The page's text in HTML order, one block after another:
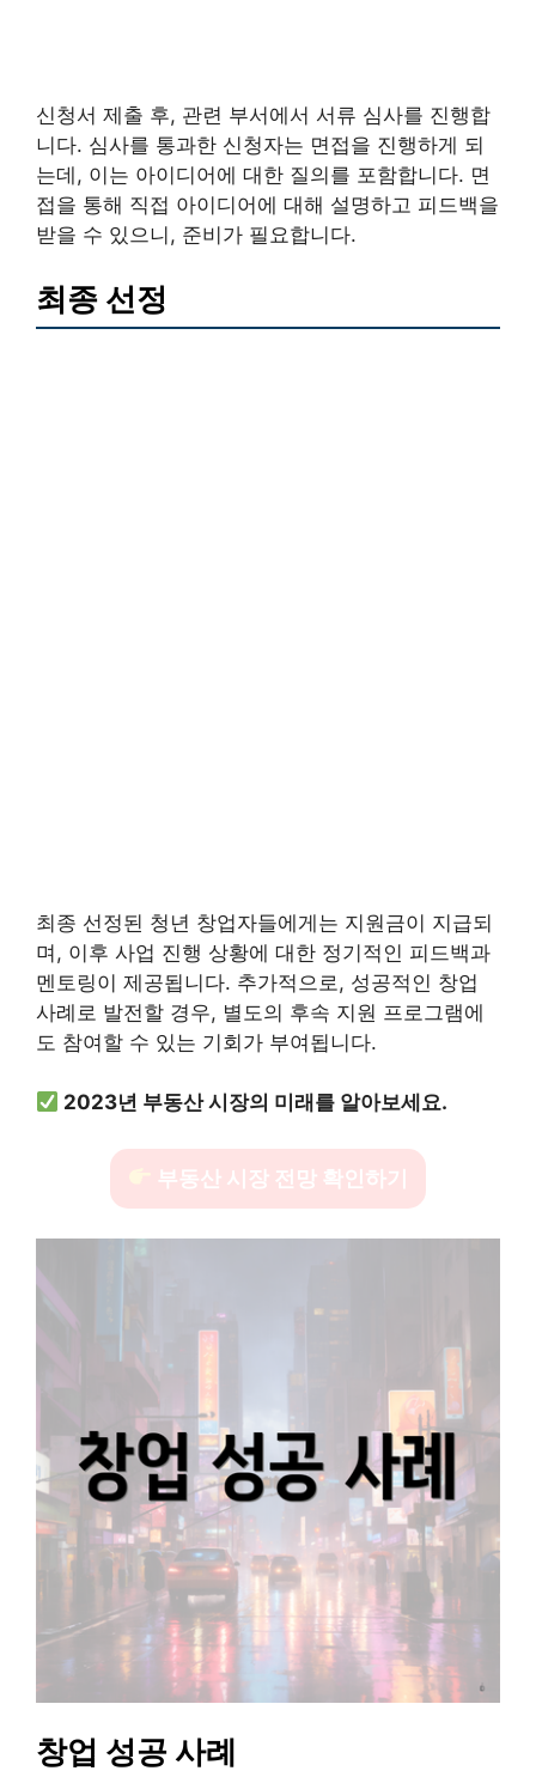
신청서 제출 후, 관련 부서에서 서류 심사를 진행합
니다. 심사를 통과한 신청자는 면접을 진행하게 되
는데, 이는 아이디어에 대한 질의를 포함합니다. 면
접을 통해 직접 아이디어에 대해 설명하고 피드백을
받을 수 있으니, 준비가 필요합니다.
최종 선정
최종 선정된 청년 창업자들에게는 지원금이 지급되
며, 이후 사업 진행 상황에 대한 정기적인 피드백과
멘토링이 제공됩니다. 추가적으로, 성공적인 창업
사례로 발전할 경우, 별도의 후속 지원 프로그램에
도 참여할 수 있는 기회가 부여됩니다.
2023년 부동산 시장의 미래를 알아보세요.
부동산 시장 전망 확인하기
창업 성공 사례